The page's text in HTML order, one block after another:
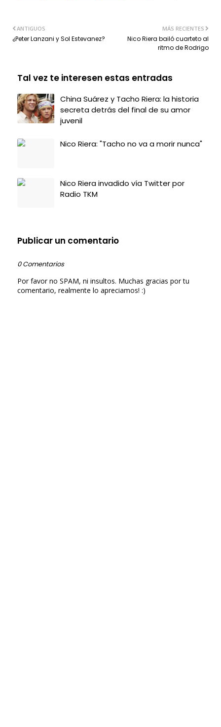
MÁS RECIENTES
Nico Riera bailó cuarteto al
ritmo de Rodrigo
ANTIGUOS
¿Peter Lanzani y Sol Estevanez?
Tal vez te interesen estas entradas
China Suárez y Tacho Riera: la historia
secreta detrás del final de su amor
juvenil
Nico Riera: "Tacho no va a morir nunca"
Nico Riera invadido vía Twitter por
Radio TKM
Publicar un comentario
0 Comentarios
Por favor no SPAM, ni insultos. Muchas gracias por tu
comentario, realmente lo apreciamos! :)